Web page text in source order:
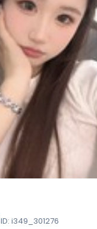
ID: i349_301276